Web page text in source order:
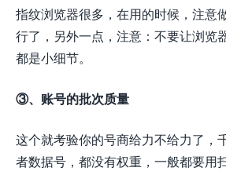
指纹浏览器很多，在用的时候，注意
行了，另外一点，注意：不要让浏览
都是小细节。
③、账号的批次质量
这个就考验你的号商给力不给力了，
者数据号，都没有权重，一般都要用